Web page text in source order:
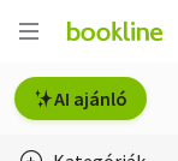
AI ajánló